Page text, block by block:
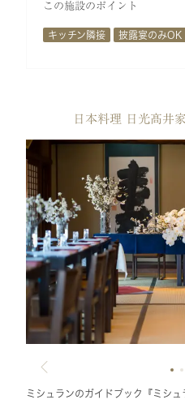
この施設のポイント
キッチン隣接 披露宴のみOK
日本料理 日光髙井家
ミシュランのガイドブック『ミシ